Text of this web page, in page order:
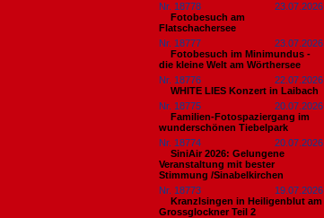
Nr. 18778
23.07.2026
Fotobesuch am
Flatschachersee
Nr. 18777
23.07.2026
Fotobesuch im Minimundus -
die kleine Welt am Wörthersee
Nr. 18776
22.07.2026
WHITE LIES Konzert in Laibach
Nr. 18775
20.07.2026
Familien-Fotospaziergang im
wunderschönen Tiebelpark
Nr. 18774
20.07.2026
SiniAir 2026: Gelungene
Veranstaltung mit bester
Stimmung /Sinabelkirchen
Nr. 18773
19.07.2026
Kranzlsingen in Heiligenblut am
Grossglockner Teil 2